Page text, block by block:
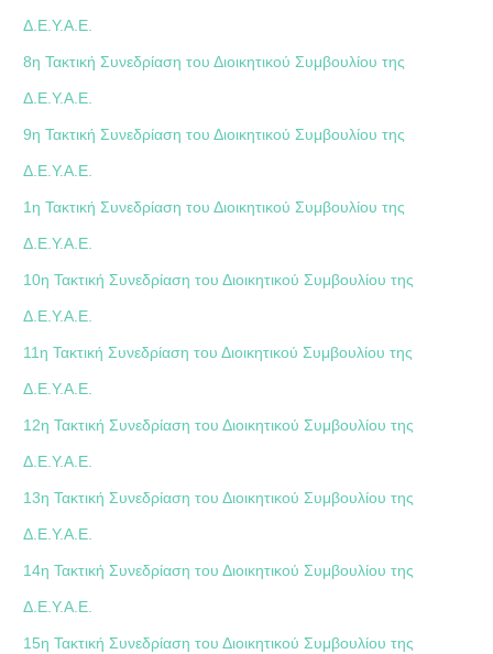
Δ.Ε.Υ.Α.Ε.
8η Τακτική Συνεδρίαση του Διοικητικού Συμβουλίου της
Δ.Ε.Υ.Α.Ε.
9η Τακτική Συνεδρίαση του Διοικητικού Συμβουλίου της
Δ.Ε.Υ.Α.Ε.
1η Τακτική Συνεδρίαση του Διοικητικού Συμβουλίου της
Δ.Ε.Υ.Α.Ε.
10η Τακτική Συνεδρίαση του Διοικητικού Συμβουλίου της
Δ.Ε.Υ.Α.Ε.
11η Τακτική Συνεδρίαση του Διοικητικού Συμβουλίου της
Δ.Ε.Υ.Α.Ε.
12η Τακτική Συνεδρίαση του Διοικητικού Συμβουλίου της
Δ.Ε.Υ.Α.Ε.
13η Τακτική Συνεδρίαση του Διοικητικού Συμβουλίου της
Δ.Ε.Υ.Α.Ε.
14η Τακτική Συνεδρίαση του Διοικητικού Συμβουλίου της
Δ.Ε.Υ.Α.Ε.
15η Τακτική Συνεδρίαση του Διοικητικού Συμβουλίου της